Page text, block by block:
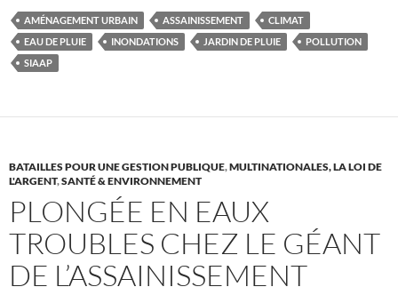
AMÉNAGEMENT URBAIN ASSAINISSEMENT
CLIMAT
EAU DE PLUIE
INONDATIONS JARDIN DE PLUIE
POLLUTION
SIAAP
BATAILLES POUR UNE GESTION PUBLIQUE,MULTINATIONALES, LA LOI DE
L'ARGENT,SANTÉ & ENVIRONNEMENT
PLONGÉE EN EAUX
TROUBLES CHEZ LE GÉANT
DE L’ASSAINISSEMENT